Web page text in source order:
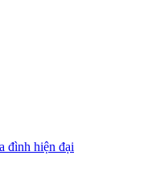
đình hiện đại